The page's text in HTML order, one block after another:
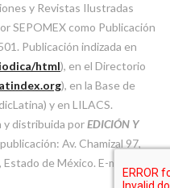
y Revistas Ilustradas
SEPOMEX como Publicación
Publicación indizada en
html), en el Directorio
), en la Base de
y en LILACS.
y distribuida porEDICIÓN Y
Av. Chamizal 97,
de México. E-mail: